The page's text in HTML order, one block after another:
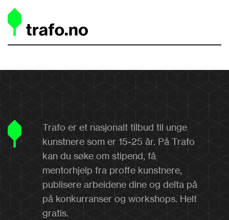
Trafo er et nasjonalt tilbud til unge
kunstnere som er 15-25 år. På Trafo
kan du søke om stipend, få
mentorhjelp fra proffe kunstnere,
publisere arbeidene dine og delta på
på konkurranser og workshops. Helt
gratis.